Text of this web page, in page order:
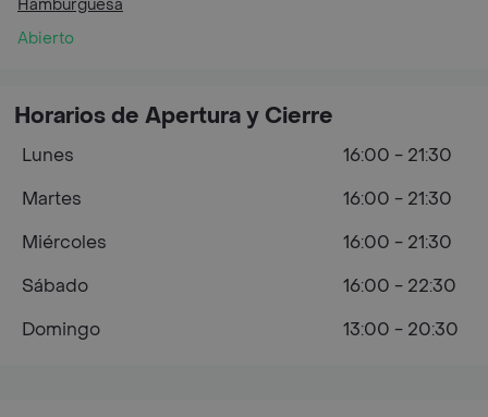
Hamburguesa
Abierto
Horarios de Apertura y Cierre
Lunes
16:00 - 21:30
Martes
16:00 - 21:30
Miércoles
16:00 - 21:30
Sábado
16:00 - 22:30
Domingo
13:00 - 20:30